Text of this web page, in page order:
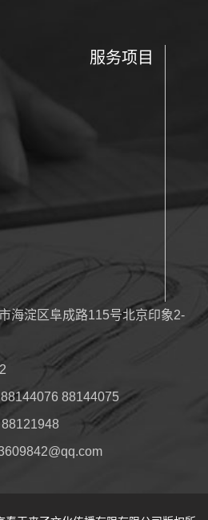
心与努力，产生 “花一份钱，
值体验。此外，这种服务模式
崇感受，让他们在选择过程
强客户对设计服务的满意度
服务项目
海淀区阜成路115号北京印象2-
88144075